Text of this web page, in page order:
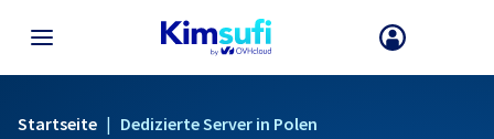
Startseite | Dedizierte Server in Polen